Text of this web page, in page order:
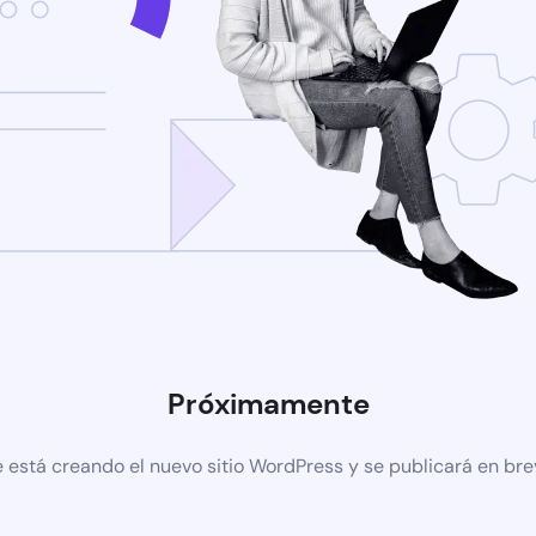
Próximamente
está creando el nuevo sitio WordPress y se publicará en